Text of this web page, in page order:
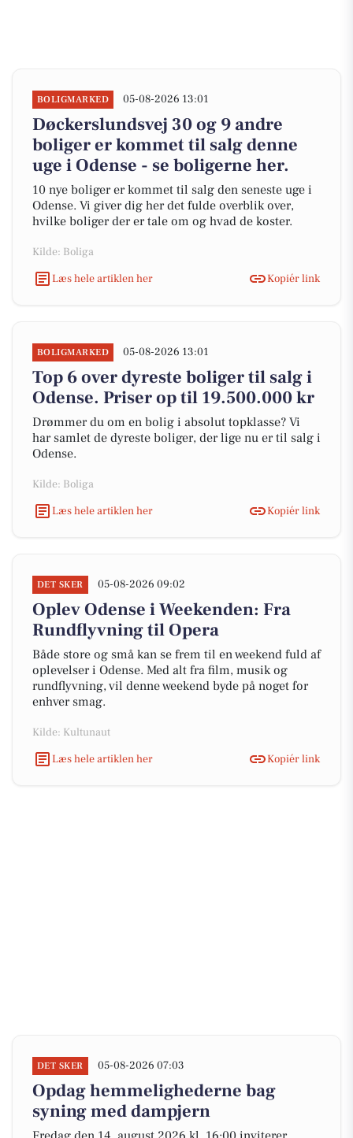
BOLIGMARKED 05-08-2026 13:01
Døckerslundsvej 30 og 9 andre
boliger er kommet til salg denne
uge i Odense - se boligerne her.
10 nye boliger er kommet til salg den seneste uge i
Odense. Vi giver dig her det fulde overblik over,
hvilke boliger der er tale om og hvad de koster.
Kilde: Boliga
Læs hele artiklen her
Kopiér link
BOLIGMARKED 05-08-2026 13:01
Top 6 over dyreste boliger til salg i
Odense. Priser op til 19.500.000 kr
Drømmer du om en bolig i absolut topklasse? Vi
har samlet de dyreste boliger, der lige nu er til salg i
Odense.
Kilde: Boliga
Læs hele artiklen her
Kopiér link
DET SKER 05-08-2026 09:02
Oplev Odense i Weekenden: Fra
Rundflyvning til Opera
Både store og små kan se frem til en weekend fuld af
oplevelser i Odense. Med alt fra film, musik og
rundflyvning, vil denne weekend byde på noget for
enhver smag.
Kilde: Kultunaut
Læs hele artiklen her
Kopiér link
DET SKER 05-08-2026 07:03
Opdag hemmelighederne bag
syning med dampjern